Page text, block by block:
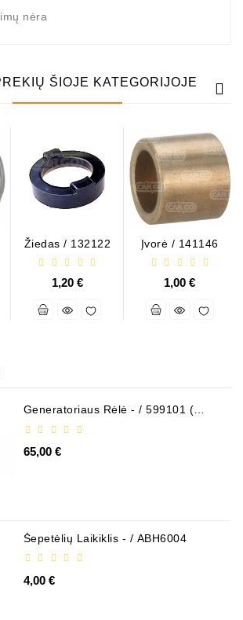
nėra
ŠIOJE KATEGORIJOJE
Žiedas / 132122
1,20 €
Įvorė / 141146
1,00 €
Generatoriaus Rėlė - / 599101 (
65,00 €
Šepetėlių Laikiklis - / ABH6004
4,00 €